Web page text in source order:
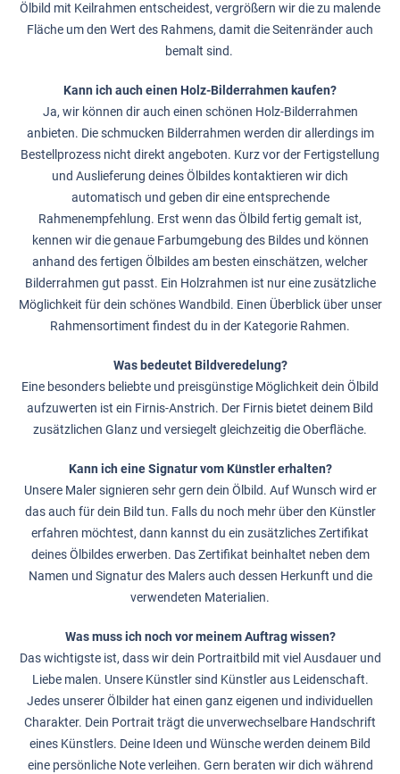
Ölbild mit Keilrahmen entscheidest, vergrößern wir die zu malende
Fläche um den Wert des Rahmens, damit die Seitenränder auch
bemalt sind.
Kann ich auch einen Holz-Bilderrahmen kaufen?
Ja, wir können dir auch einen schönen Holz-Bilderrahmen
anbieten. Die schmucken Bilderrahmen werden dir allerdings im
Bestellprozess nicht direkt angeboten. Kurz vor der Fertigstellung
und Auslieferung deines Ölbildes kontaktieren wir dich
automatisch und geben dir eine entsprechende
Rahmenempfehlung. Erst wenn das Ölbild fertig gemalt ist,
kennen wir die genaue Farbumgebung des Bildes und können
anhand des fertigen Ölbildes am besten einschätzen, welcher
Bilderrahmen gut passt. Ein Holzrahmen ist nur eine zusätzliche
Möglichkeit für dein schönes Wandbild. Einen Überblick über unser
Rahmensortiment findest du in der Kategorie Rahmen.
Was bedeutet Bildveredelung?
Eine besonders beliebte und preisgünstige Möglichkeit dein Ölbild
aufzuwerten ist ein Firnis-Anstrich. Der Firnis bietet deinem Bild
zusätzlichen Glanz und versiegelt gleichzeitig die Oberfläche.
Kann ich eine Signatur vom Künstler erhalten?
Unsere Maler signieren sehr gern dein Ölbild. Auf Wunsch wird er
das auch für dein Bild tun. Falls du noch mehr über den Künstler
erfahren möchtest, dann kannst du ein zusätzliches Zertifikat
deines Ölbildes erwerben. Das Zertifikat beinhaltet neben dem
Namen und Signatur des Malers auch dessen Herkunft und die
verwendeten Materialien.
Was muss ich noch vor meinem Auftrag wissen?
Das wichtigste ist, dass wir dein Portraitbild mit viel Ausdauer und
Liebe malen. Unsere Künstler sind Künstler aus Leidenschaft.
Jedes unserer Ölbilder hat einen ganz eigenen und individuellen
Charakter. Dein Portrait trägt die unverwechselbare Handschrift
eines Künstlers. Deine Ideen und Wünsche werden deinem Bild
eine persönliche Note verleihen. Gern beraten wir dich während